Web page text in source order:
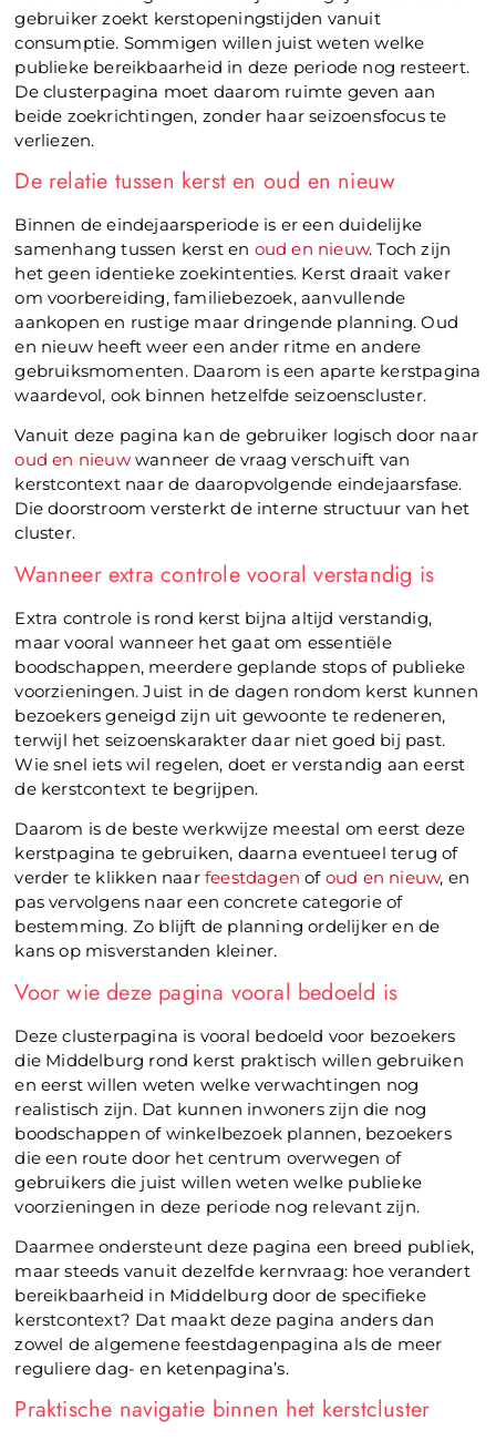
gebruiker zoekt kerstopeningstijden vanuit
consumptie. Sommigen willen juist weten welke
publieke bereikbaarheid in deze periode nog resteert.
De clusterpagina moet daarom ruimte geven aan
beide zoekrichtingen, zonder haar seizoensfocus te
verliezen.
De relatie tussen kerst en oud en nieuw
Binnen de eindejaarsperiode is er een duidelijke
samenhang tussen kerst en oud en nieuw. Toch zijn
het geen identieke zoekintenties. Kerst draait vaker
om voorbereiding, familiebezoek, aanvullende
aankopen en rustige maar dringende planning. Oud
en nieuw heeft weer een ander ritme en andere
gebruiksmomenten. Daarom is een aparte kerstpagina
waardevol, ook binnen hetzelfde seizoenscluster.
Vanuit deze pagina kan de gebruiker logisch door naar
oud en nieuwwanneer de vraag verschuift van
kerstcontext naar de daaropvolgende eindejaarsfase.
Die doorstroom versterkt de interne structuur van het
cluster.
Wanneer extra controle vooral verstandig is
Extra controle is rond kerst bijna altijd verstandig,
maar vooral wanneer het gaat om essentiële
boodschappen, meerdere geplande stops of publieke
voorzieningen. Juist in de dagen rondom kerst kunnen
bezoekers geneigd zijn uit gewoonte te redeneren,
terwijl het seizoenskarakter daar niet goed bij past.
Wie snel iets wil regelen, doet er verstandig aan eerst
de kerstcontext te begrijpen.
Daarom is de beste werkwijze meestal om eerst deze
kerstpagina te gebruiken, daarna eventueel terug of
verder te klikken naarfeestdagen of oud en nieuw, en
pas vervolgens naar een concrete categorie of
bestemming. Zo blijft de planning ordelijker en de
kans op misverstanden kleiner.
Voor wie deze pagina vooral bedoeld is
Deze clusterpagina is vooral bedoeld voor bezoekers
die Middelburg rond kerst praktisch willen gebruiken
en eerst willen weten welke verwachtingen nog
realistisch zijn. Dat kunnen inwoners zijn die nog
boodschappen of winkelbezoek plannen, bezoekers
die een route door het centrum overwegen of
gebruikers die juist willen weten welke publieke
voorzieningen in deze periode nog relevant zijn.
Daarmee ondersteunt deze pagina een breed publiek,
maar steeds vanuit dezelfde kernvraag: hoe verandert
bereikbaarheid in Middelburg door de specifieke
kerstcontext? Dat maakt deze pagina anders dan
zowel de algemene feestdagenpagina als de meer
reguliere dag- en ketenpagina’s.
Praktische navigatie binnen het kerstcluster